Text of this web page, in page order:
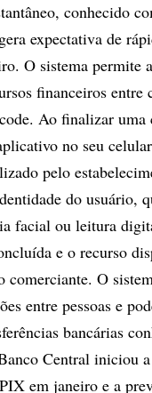
conhecido
expectativa de
O sistema permite
financeiros entre
Ao finalizar uma
no seu
pelo
do usuário,
facial ou leitura
e o recurso
comerciante. O
entre pessoas e
bancárias
Central iniciou
em janeiro e a